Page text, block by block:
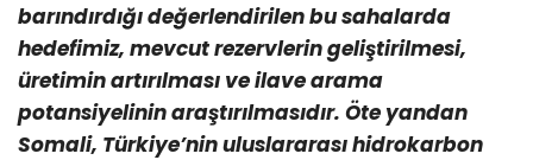
barındırdığı değerlendirilen bu sahalarda
hedefimiz, mevcut rezervlerin geliştirilmesi,
üretimin artırılması ve ilave arama
potansiyelinin araştırılmasıdır. Öte yandan
Somali, Türkiye’nin uluslararası hidrokarbon